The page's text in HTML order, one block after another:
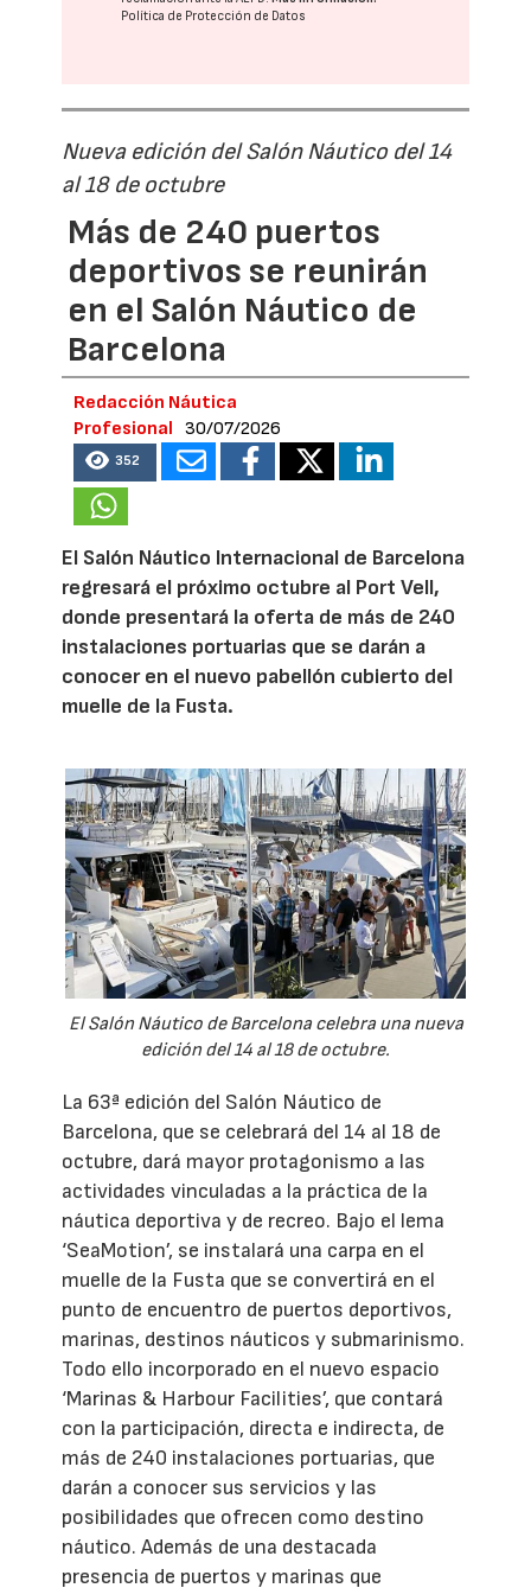
Política de Protección de Datos
Nueva edición del Salón Náutico del 14
al 18 de octubre
Más de 240 puertos
deportivos se reunirán
en el Salón Náutico de
Barcelona
Redacción Náutica
Profesional
30/07/2026
352
El Salón Náutico Internacional de Barcelona
regresará el próximo octubre al Port Vell,
donde presentará la oferta de más de 240
instalaciones portuarias que se darán a
conocer en el nuevo pabellón cubierto del
muelle de la Fusta.
El Salón Náutico de Barcelona celebra una nueva
edición del 14 al 18 de octubre.
La 63ª edición del Salón Náutico de
Barcelona, que se celebrará del 14 al 18 de
octubre, dará mayor protagonismo a las
actividades vinculadas a la práctica de la
náutica deportiva y de recreo. Bajo el lema
‘SeaMotion’, se instalará una carpa en el
muelle de la Fusta que se convertirá en el
punto de encuentro de puertos deportivos,
marinas, destinos náuticos y submarinismo.
Todo ello incorporado en el nuevo espacio
‘Marinas & Harbour Facilities’, que contará
con la participación, directa e indirecta, de
más de 240 instalaciones portuarias, que
darán a conocer sus servicios y las
posibilidades que ofrecen como destino
náutico. Además de una destacada
presencia de puertos y marinas que